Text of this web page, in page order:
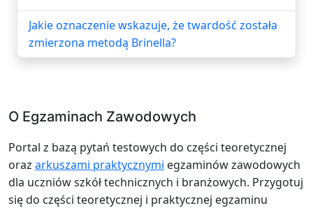
Jakie oznaczenie wskazuje, że twardość została
zmierzona metodą Brinella?
O Egzaminach Zawodowych
Portal z bazą pytań testowych do części teoretycznej
oraz arkuszami praktycznymi egzaminów zawodowych
dla uczniów szkół technicznych i branżowych. Przygotuj
się do części teoretycznej i praktycznej egzaminu